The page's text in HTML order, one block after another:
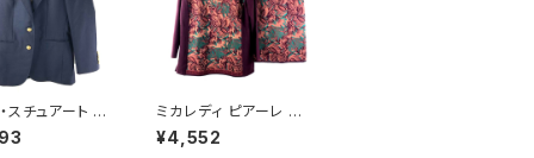
スチュアート P
ジャケット
袖ボタン サイ
ミカレディ ピアーレ MI
CALADY piare セット
アップ ニット 花柄 肩パ
¥4,552